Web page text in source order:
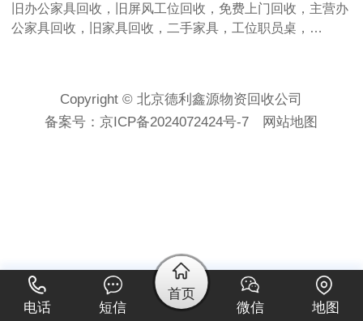
旧办公家具回收，旧屏风工位回收，免费上门回收，主营办
公家具回收，旧家具回收，二手家具，工位职员桌，…
Copyright © 北京德利鑫源物资回收公司
备案号： 京ICP备2024072424号-7 网站地图
电话 短信
首页
微信
地图